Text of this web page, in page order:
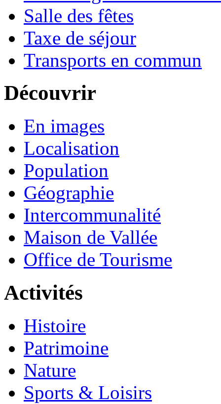
Salle des fêtes
Taxe de séjour
Transports en commun
Découvrir
En images
Localisation
Population
Géographie
Intercommunalité
Maison de Vallée
Office de Tourisme
Activités
Histoire
Patrimoine
Nature
Sports & Loisirs